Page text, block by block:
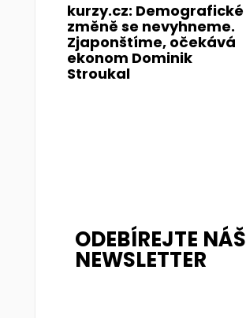
kurzy.cz: Demografické
změně se nevyhneme.
Zjaponštíme, očekává
ekonom Dominik
Stroukal
ODEBÍREJTE NÁŠ
NEWSLETTER